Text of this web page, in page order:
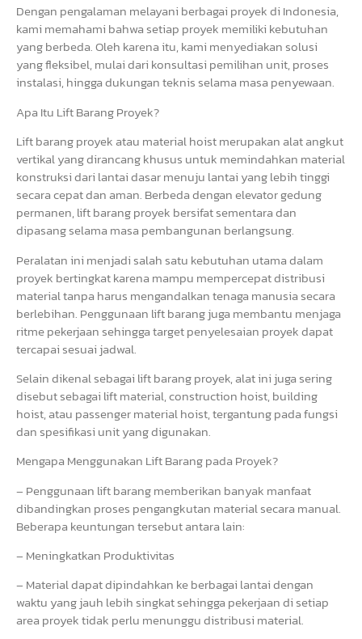
Dengan pengalaman melayani berbagai proyek di Indonesia,
kami memahami bahwa setiap proyek memiliki kebutuhan
yang berbeda. Oleh karena itu, kami menyediakan solusi
yang fleksibel, mulai dari konsultasi pemilihan unit, proses
instalasi, hingga dukungan teknis selama masa penyewaan.
Apa Itu Lift Barang Proyek?
Lift barang proyek atau material hoist merupakan alat angkut
vertikal yang dirancang khusus untuk memindahkan material
konstruksi dari lantai dasar menuju lantai yang lebih tinggi
secara cepat dan aman. Berbeda dengan elevator gedung
permanen, lift barang proyek bersifat sementara dan
dipasang selama masa pembangunan berlangsung.
Peralatan ini menjadi salah satu kebutuhan utama dalam
proyek bertingkat karena mampu mempercepat distribusi
material tanpa harus mengandalkan tenaga manusia secara
berlebihan. Penggunaan lift barang juga membantu menjaga
ritme pekerjaan sehingga target penyelesaian proyek dapat
tercapai sesuai jadwal.
Selain dikenal sebagai lift barang proyek, alat ini juga sering
disebut sebagai lift material, construction hoist, building
hoist, atau passenger material hoist, tergantung pada fungsi
dan spesifikasi unit yang digunakan.
Mengapa Menggunakan Lift Barang pada Proyek?
– Penggunaan lift barang memberikan banyak manfaat
dibandingkan proses pengangkutan material secara manual.
Beberapa keuntungan tersebut antara lain:
– Meningkatkan Produktivitas
– Material dapat dipindahkan ke berbagai lantai dengan
waktu yang jauh lebih singkat sehingga pekerjaan di setiap
area proyek tidak perlu menunggu distribusi material.